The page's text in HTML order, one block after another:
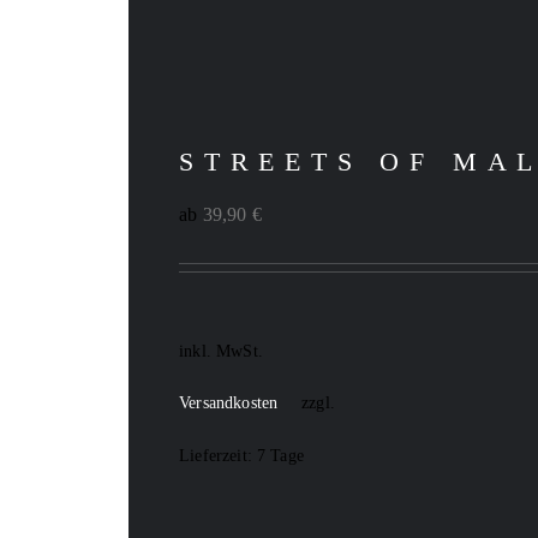
STREETS OF
ab 39,90 €
inkl. MwSt.
zzgl.
Versandkosten
Lieferzeit: 7 Tage